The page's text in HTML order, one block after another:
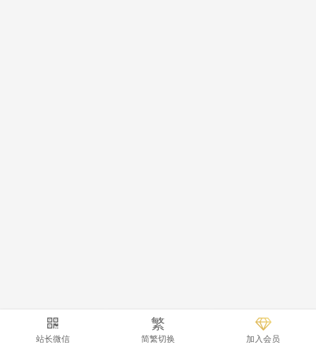
站长微信
繁
简繁切换 加入会员